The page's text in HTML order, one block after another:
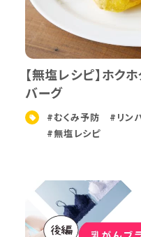
【無塩レシピ】ホク
バーグ
#むくみ予防 #リン
#無塩レシピ